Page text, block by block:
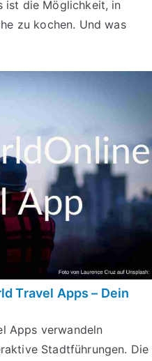
ist die Möglichkeit, in
zu kochen. Und was
Travel Apps – Dein
Apps verwandeln
Stadtführungen. Die